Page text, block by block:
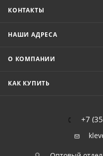
КОНТАКТЫ
НАШИ АДРЕСА
О КОМПАНИИ
КАК КУПИТЬ
+7